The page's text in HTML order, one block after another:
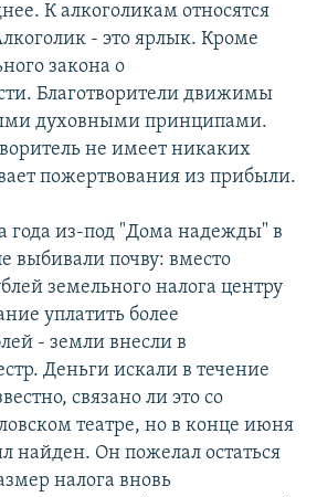
К алкоголикам относятся
- это ярлык. Кроме
закона о
Благотворители движимы
духовными принципами.
не имеет никаких
пожертвования из прибыли.
года из-под "Дома надежды" в
выбивали почву: вместо
земельного налога центру
уплатить более
- земли внесли в
Деньги искали в течение
связано ли это со
театре, но в конце июня
найден. Он пожелал остаться
налога вновь